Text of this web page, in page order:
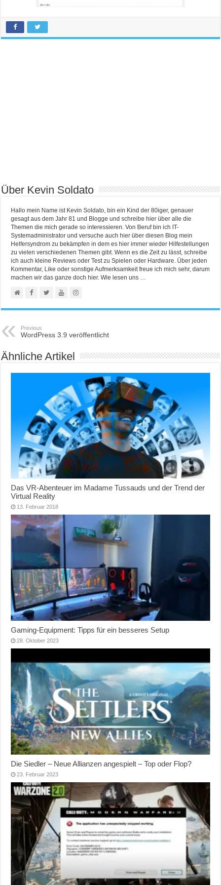
Über Kevin Soldato
Hallo mein Name ist Kevin Soldato, bin ein Kind der 80iger, genauer
gesagt aus dem Jahr 81 und Blogge und schreibe hier über alle die
Themen die mich gerade so interessieren. Von Beruf bin ich IT-
Systemadministrator und versuche auch hier über diesen Blog mein
Helfersyndrom zu bekämpfen in dem es hier immer wieder Hilfestellungen
zu vielen verschiedenen Themen gibt. Wenn es die Zeit zu lässt, schreibe
ich auch kleine Reviews oder Test zu Spielen oder Hardware. Über jeden
Kommentar, Like oder sonstige Aufmerksamkeit freue ich mich sehr, darum
machen wir das ganze doch hier. Wie lesen uns …
Previous
WordPress 3.9 veröffentlicht
Ähnliche Artikel
Das VR-Abenteuer im Madame Tussauds und der Trend der
Virtual Reality
13. Februar 2018
Gaming-Equipment: Tipps für ein besseres Setup
28. Oktober 2023
Die Siedler – Neue Allianzen angespielt – Top oder Flop?
23. Februar 2023